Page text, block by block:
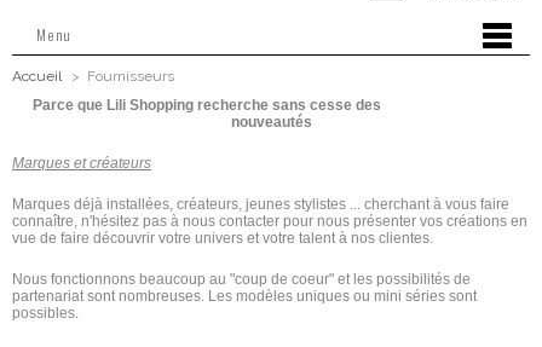
Menu
Accueil > Fournisseurs
Parce que Lili Shopping recherche sans cesse des
nouveautés
Marques et créateurs
Marques déjà installées, créateurs, jeunes stylistes ... cherchant à vous faire
connaître, n'hésitez pas à nous contacter pour nous présenter vos créations en
vue de faire découvrir votre univers et votre talent à nos clientes.
Nous fonctionnons beaucoup au "coup de coeur" et les possibilités de
partenariat sont nombreuses. Les modèles uniques ou mini séries sont
possibles.